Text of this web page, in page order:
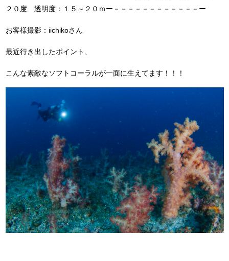
２０度 透明度：１５～２０ｍー－－－－－－－－－－－－ー
お客様撮影：iichikoさん
最近行き出したポイント、
こんな素敵なソフトコーラルが一面に生えてます！！！